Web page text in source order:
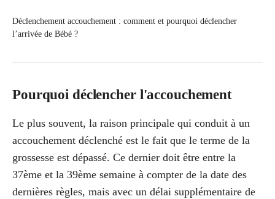
Déclenchement accouchement : comment et pourquoi déclencher
l’arrivée de Bébé ?
Pourquoi déclencher l'accouchement
Le plus souvent, la raison principale qui conduit à un
accouchement déclenché est le fait que le terme de la
grossesse est dépassé. Ce dernier doit être entre la
37ème et la 39ème semaine à compter de la date des
dernières règles, mais avec un délai supplémentaire de